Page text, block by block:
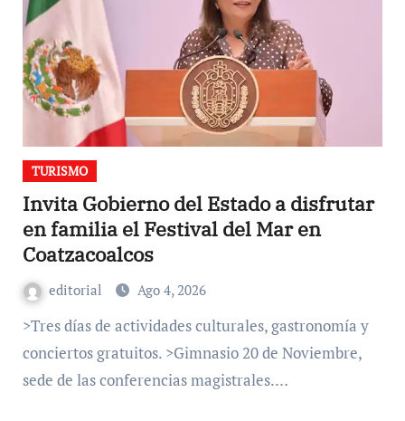
TURISMO
Invita Gobierno del Estado a disfrutar
en familia el Festival del Mar en
Coatzacoalcos
editorial Ago 4, 2026
>Tres días de actividades culturales, gastronomía y
conciertos gratuitos. >Gimnasio 20 de Noviembre,
sede de las conferencias magistrales.…